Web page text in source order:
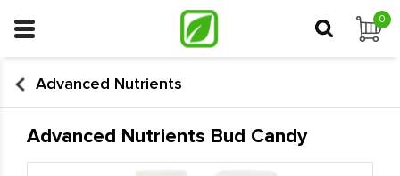
0
Advanced Nutrients
Advanced Nutrients Bud Candy